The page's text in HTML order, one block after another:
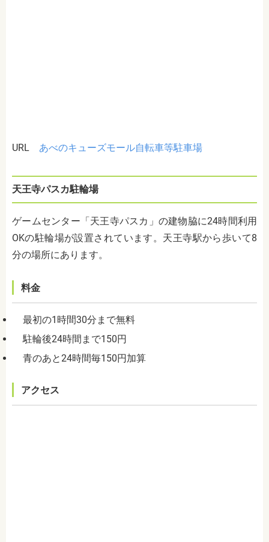
URL あべのキューズモール自転車等駐車場
天王寺パスカ駐輪場
ゲームセンター「天王寺パスカ」の建物脇に24時間利用
OKの駐輪場が設置されています。天王寺駅から歩いて8
分の場所にあります。
料金
最初の1時間30分まで無料
駐輪後24時間まで150円
青のあと24時間毎150円加算
アクセス